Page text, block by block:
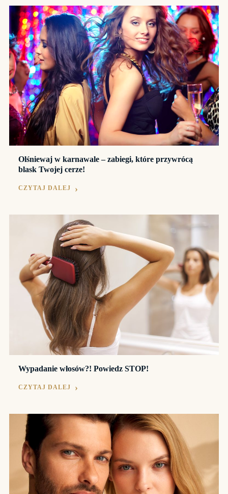
Olśniewaj w karnawale – zabiegi, które przywrócą
blask Twojej cerze!
CZYTAJ DALEJ
Wypadanie włosów?! Powiedz STOP!
CZYTAJ DALEJ